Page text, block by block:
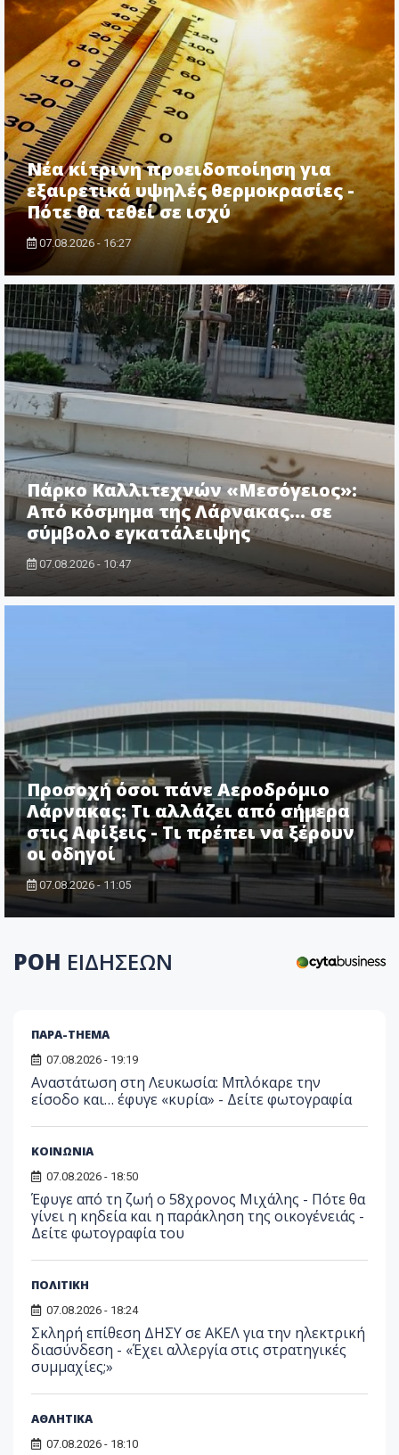
Νέα κίτρινη προειδοποίηση για
εξαιρετικά υψηλές θερμοκρασίες -
Πότε θα τεθεί σε ισχύ
07.08.2026 - 16:27
Πάρκο Καλλιτεχνών «Μεσόγειος»:
Από κόσμημα της Λάρνακας… σε
σύμβολο εγκατάλειψης
07.08.2026 - 10:47
Προσοχή όσοι πάνε Αεροδρόμιο
Λάρνακας: Τι αλλάζει από σήμερα
στις Αφίξεις - Τι πρέπει να ξέρουν
οι οδηγοί
07.08.2026 - 11:05
ΡΟΗ ΕΙΔΗΣΕΩΝ
ΠΑΡΑ-THEMA
07.08.2026 - 19:19
Αναστάτωση στη Λευκωσία: Μπλόκαρε την
είσοδο και… έφυγε «κυρία» - Δείτε φωτογραφία
ΚΟΙΝΩΝΙΑ
07.08.2026 - 18:50
Έφυγε από τη ζωή ο 58χρονος Μιχάλης - Πότε θα
γίνει η κηδεία και η παράκληση της οικογένειάς -
Δείτε φωτογραφία του
ΠΟΛΙΤΙΚΗ
07.08.2026 - 18:24
Σκληρή επίθεση ΔΗΣΥ σε ΑΚΕΛ για την ηλεκτρική
διασύνδεση - «Έχει αλλεργία στις στρατηγικές
συμμαχίες;»
ΑΘΛΗΤΙΚΑ
07.08.2026 - 18:10